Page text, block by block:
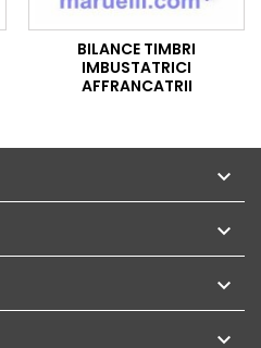
BILANCE TIMBRI
IMBUSTATRICI
AFFRANCATRII



